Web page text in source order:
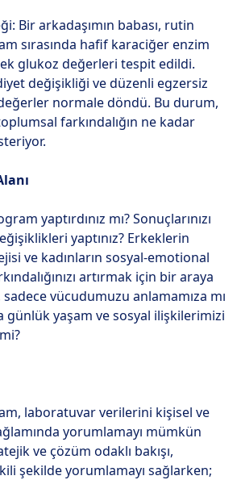
Bir arkadaşımın babası, rutin
sırasında hafif karaciğer enzim
glukoz değerleri tespit edildi.
değişikliği ve düzenli egzersiz
normale döndü. Bu durum,
farkındalığın ne kadar
yaptırdınız mı? Sonuçlarınızı
yaptınız? Erkeklerin
ve kadınların sosyal-emotional
artırmak için bir araya
vücudumuzu anlamamıza mı
günlük yaşam ve sosyal ilişkilerimizi
laboratuvar verilerini kişisel ve
yorumlamayı mümkün
ve çözüm odaklı bakışı,
şekilde yorumlamayı sağlarken;